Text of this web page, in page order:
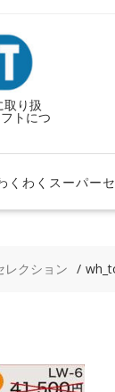
取り扱
トにつ
くわくスーパー
レクション